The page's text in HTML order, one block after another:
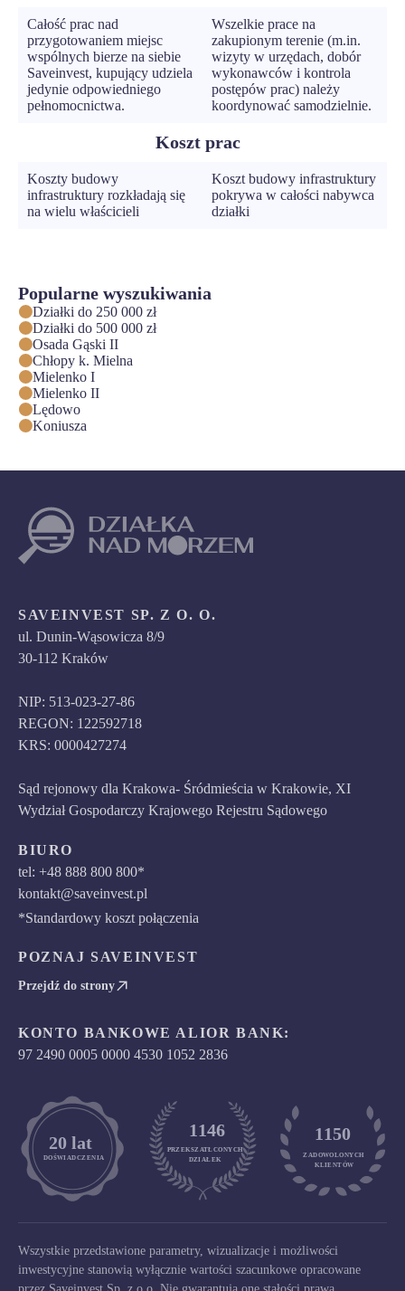
Całość prac nad
przygotowaniem miejsc
wspólnych bierze na siebie
Saveinvest, kupujący udziela
jedynie odpowiedniego
pełnomocnictwa.
Wszelkie prace na
zakupionym terenie (m.in.
wizyty w urzędach, dobór
wykonawców i kontrola
postępów prac) należy
koordynować samodzielnie.
Koszt prac
Koszty budowy
infrastruktury rozkładają się
na wielu właścicieli
Koszt budowy infrastruktury
pokrywa w całości nabywca
działki
Popularne wyszukiwania
Działki do 250 000 zł
Działki do 500 000 zł
Osada Gąski II
Chłopy k. Mielna
Mielenko I
Mielenko II
Lędowo
Koniusza
SAVEINVEST SP. Z O. O.
ul. Dunin-Wąsowicza 8/9
30-112 Kraków
NIP: 513-023-27-86
REGON: 122592718
KRS: 0000427274
Sąd rejonowy dla Krakowa- Śródmieścia w Krakowie, XI
Wydział Gospodarczy Krajowego Rejestru Sądowego
BIURO
tel: +48 888 800 800*
kontakt@saveinvest.pl
*Standardowy koszt połączenia
POZNAJ SAVEINVEST
Przejdź do strony
KONTO BANKOWE ALIOR BANK:
97 2490 0005 0000 4530 1052 2836
DOŚWIADCZENIA
	20 lat
1146
PRZEKSZATŁCONYCH
DZIAŁEK
1150
ZADOWOLONYCH
KLIENTÓW
Wszystkie przedstawione parametry, wizualizacje i możliwości
inwestycyjne stanowią wyłącznie wartości szacunkowe opracowane